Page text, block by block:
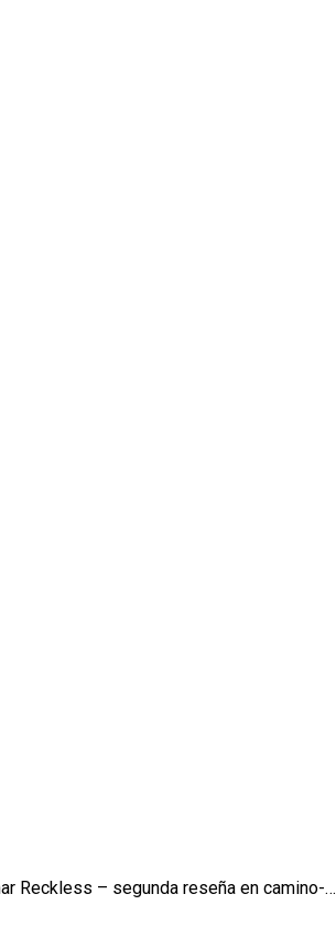
Reckless – segunda reseña en camino-…